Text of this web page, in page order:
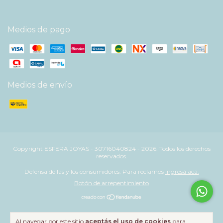
Al navegar por este sitio aceptás el uso de cookies para
Medios de pago
Medios de envío
Copyright ESFERA JOYAS - 30716040824 - 2026. Todos los derechos
reservados.
Defensa de las y los consumidores. Para reclamos ingresá acá.
Botón de arrepentimiento